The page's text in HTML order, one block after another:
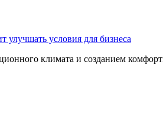
условия для бизнеса
климата и созданием